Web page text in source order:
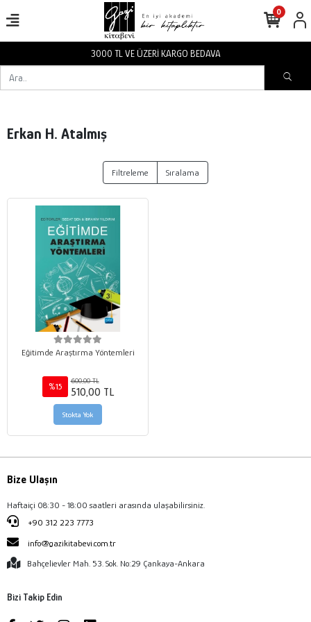
3000 TL VE ÜZERİ KARGO BEDAVA
0
Erkan H. Atalmış
Filtreleme Sıralama
Eğitimde Araştırma Yöntemleri
%15
600,00 TL
510,00 TL
Stokta Yok
Bize Ulaşın
Haftaiçi 08:30 - 18:00 saatleri arasında ulaşabilirsiniz.
+90 312 223 7773
info@gazikitabevi.com.tr
Bahçelievler Mah. 53. Sok. No:29 Çankaya-Ankara
Bizi Takip Edin